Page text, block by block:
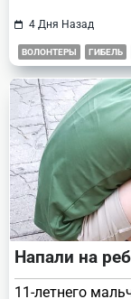
4 Дня Назад
ВОЛОНТЕРЫ ГИБЕЛЬ
Напали на
11-летнего